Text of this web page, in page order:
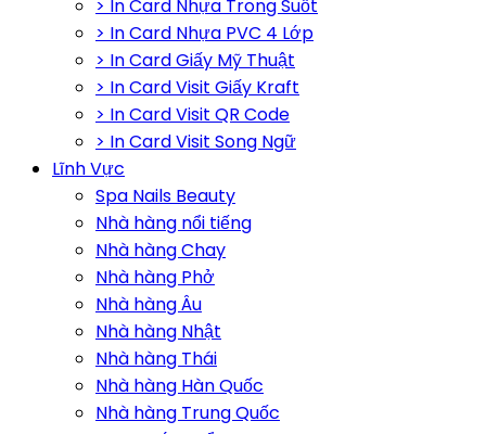
> In Card Nhựa Trong Suốt
> In Card Nhựa PVC 4 Lớp
> In Card Giấy Mỹ Thuật
> In Card Visit Giấy Kraft
> In Card Visit QR Code
> In Card Visit Song Ngữ
Lĩnh Vực
Spa Nails Beauty
Nhà hàng nổi tiếng
Nhà hàng Chay
Nhà hàng Phở
Nhà hàng Âu
Nhà hàng Nhật
Nhà hàng Thái
Nhà hàng Hàn Quốc
Nhà hàng Trung Quốc